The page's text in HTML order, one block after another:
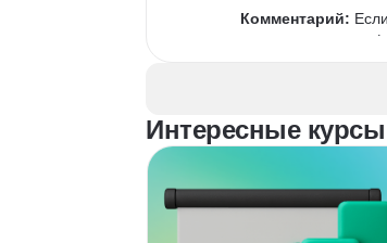
Комментарий:
есть друзья из
можно получить
лишних знаний,
ментора, который
Интересные